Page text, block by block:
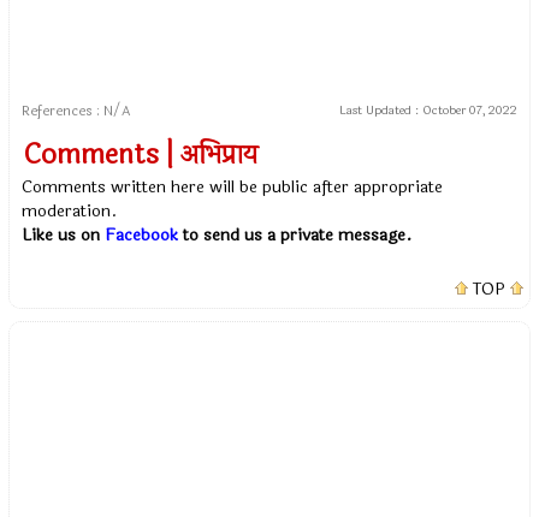
References : N/A Last Updated : October 07, 2022
Comments | अभिप्राय
Comments written here will be public after appropriate
moderation.
Like us on Facebookto send us a private message.
TOP